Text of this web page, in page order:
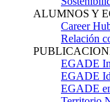
ALUMNOS Y
Career
Relación
EGADE
EGADE
EGADE